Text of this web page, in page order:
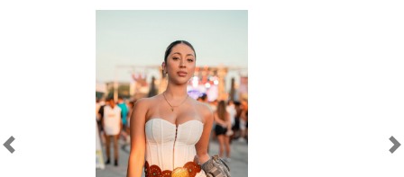
Anterior Próximo